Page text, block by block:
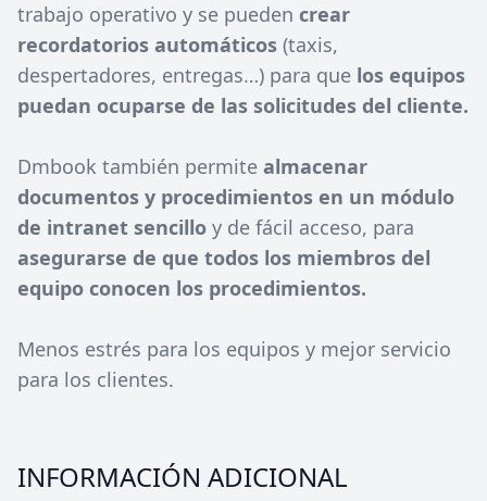
trabajo operativo y se pueden crear
recordatorios automáticos (taxis,
despertadores, entregas…) para que los equipos
puedan ocuparse de las solicitudes del cliente.
Dmbook también permite almacenar
documentos y procedimientos en un módulo
de intranet sencillo y de fácil acceso, para
asegurarse de que todos los miembros del
equipo conocen los procedimientos.
Menos estrés para los equipos y mejor servicio
para los clientes.
INFORMACIÓN ADICIONAL